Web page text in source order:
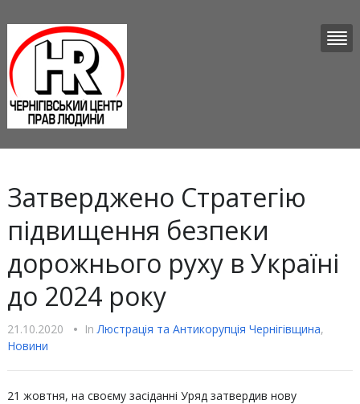
Затверджено Стратегію
підвищення безпеки
дорожнього руху в Україні
до 2024 року
21.10.2020 • InЛюстрацiя та Антикорупцiя Чернігівщина,
Новини
21 жовтня, на своєму засіданні Уряд затвердив нову